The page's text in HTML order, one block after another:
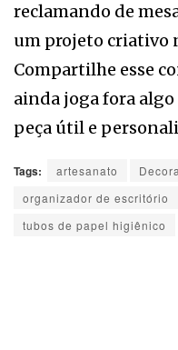
reclamando de
um projeto criativo
Compartilhe esse
ainda joga fora
peça útil e
Tags: artesanato
organizador de escritório
tubos de papel higiênico